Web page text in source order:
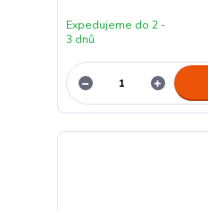
Expedujeme do 2 -
3 dnů